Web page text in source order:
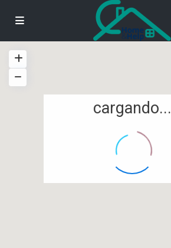
cargando...